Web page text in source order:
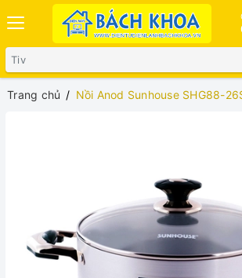
Trang chủ Nồi Anod Sunhouse SHG88-